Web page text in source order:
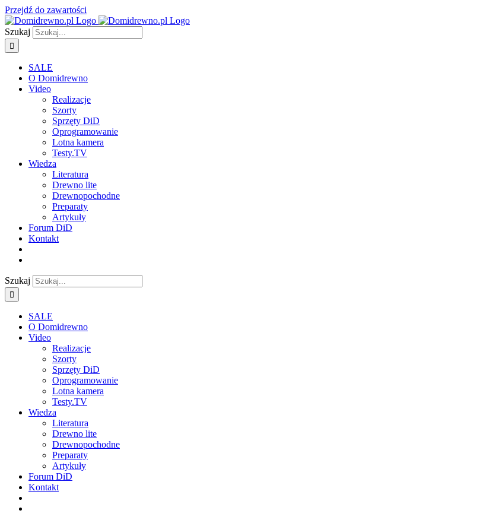
Przejdź do zawartości
Szukaj
SALE
O Domidrewno
Video
Realizacje
Szorty
Sprzęty DiD
Oprogramowanie
Lotna kamera
Testy.TV
Wiedza
Literatura
Drewno lite
Drewnopochodne
Preparaty
Artykuły
Forum DiD
Kontakt
Szukaj
SALE
O Domidrewno
Video
Realizacje
Szorty
Sprzęty DiD
Oprogramowanie
Lotna kamera
Testy.TV
Wiedza
Literatura
Drewno lite
Drewnopochodne
Preparaty
Artykuły
Forum DiD
Kontakt